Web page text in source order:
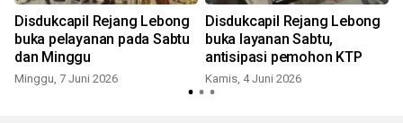
Disdukcapil Rejang Lebong
buka pelayanan pada Sabtu
dan Minggu
Minggu, 7 Juni 2026
Disdukcapil Rejang Lebong
buka layanan Sabtu,
antisipasi pemohon KTP
Kamis, 4 Juni 2026